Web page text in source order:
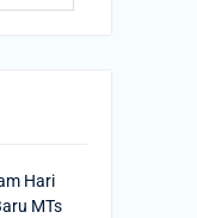
Hari
MTs